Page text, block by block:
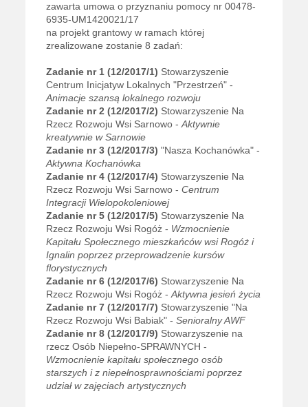
zawarta umowa o przyznaniu pomocy nr 00478-
6935-UM1420021/17
na projekt grantowyw ramach której
zrealizowane zostanie 8 zadań:
Zadanie nr 1 (12/2017/1) Stowarzyszenie
Centrum Inicjatyw Lokalnych "Przestrzeń" -
Animacje szansą lokalnego rozwoju
Zadanie nr 2 (12/2017/2) Stowarzyszenie Na
Rzecz Rozwoju Wsi Sarnowo -Aktywnie
kreatywnie w Sarnowie
Zadanie nr 3 (12/2017/3)"Nasza Kochanówka" -
Aktywna Kochanówka
Zadanie nr 4 (12/2017/4) Stowarzyszenie Na
Rzecz Rozwoju Wsi Sarnowo -Centrum
Integracji Wielopokoleniowej
Zadanie nr 5 (12/2017/5) Stowarzyszenie Na
Rzecz Rozwoju Wsi Rogóż - Wzmocnienie
Kapitału Społecznego mieszkańców wsi Rogóż i
Ignalin poprzez przeprowadzenie kursów
florystycznych
Zadanie nr 6 (12/2017/6) Stowarzyszenie Na
Rzecz Rozwoju Wsi Rogóż -Aktywna jesień życia
Zadanie nr 7 (12/2017/7) Stowarzyszenie "Na
Rzecz Rozwoju Wsi Babiak" -Senioralny AWF
Zadanie nr 8 (12/2017/9) Stowarzyszenie na
rzecz Osób Niepełno-SPRAWNYCH -
Wzmocnienie kapitału społecznego osób
starszych i z niepełnosprawnościami poprzez
udział w zajęciach artystycznych